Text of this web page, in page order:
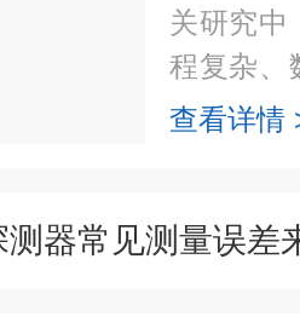
关研究中
程复杂、
往会影响
查看详情